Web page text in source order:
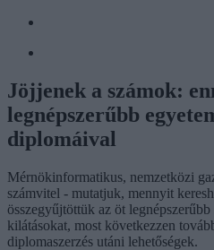
Jöjjenek a számok:
legnépszerűbb
diplomáival
Mérnökinformatikus, nemzetközi
számvitel - mutatjuk, mennyit
összegyűjtöttük az öt
kilátásokat, most következzen
diplomaszerzés utáni lehetőségek.